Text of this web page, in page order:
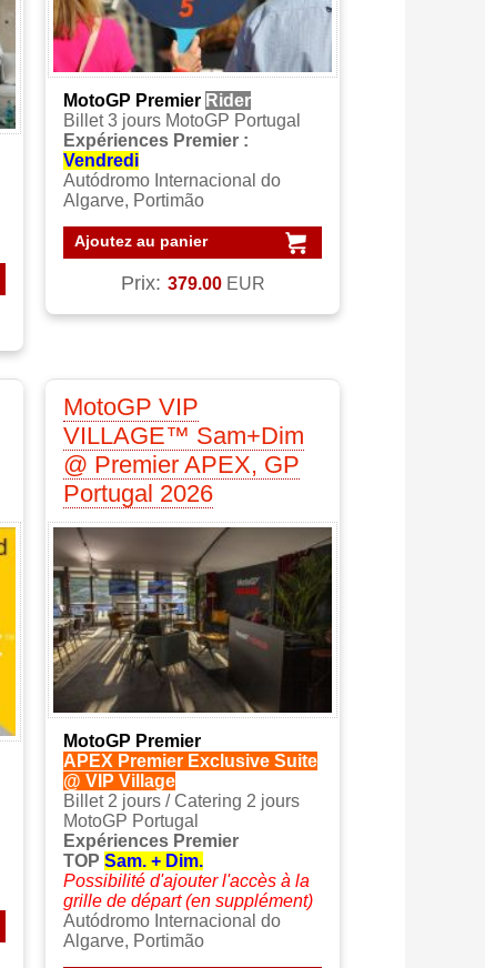
MotoGP Premier Rider
Billet 3 jours MotoGP Portugal
Expériences Premier :
Vendredi
Autódromo Internacional do
Algarve, Portimão
Ajoutez au panier
Prix: 379.00 EUR
MotoGP VIP
VILLAGE™ Sam+Dim
@ Premier APEX, GP
Portugal 2026
MotoGP Premier
APEX Premier Exclusive Suite
@ VIP Village
Billet 2 jours / Catering 2 jours
MotoGP Portugal
Expériences Premier
TOP Sam. + Dim.
Possibilité d'ajouter l'accès à la
grille de départ (en supplément)
Autódromo Internacional do
Algarve, Portimão